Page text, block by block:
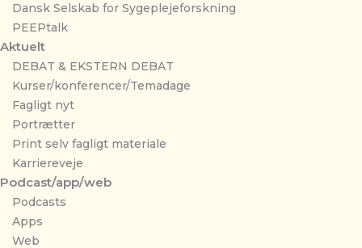
Dansk Selskab for Sygeplejeforskning
PEEPtalk
Aktuelt
DEBAT & EKSTERN DEBAT
Kurser/konferencer/Temadage
Fagligt nyt
Portrætter
Print selv fagligt materiale
Karriereveje
Podcast/app/web
Podcasts
Apps
Web